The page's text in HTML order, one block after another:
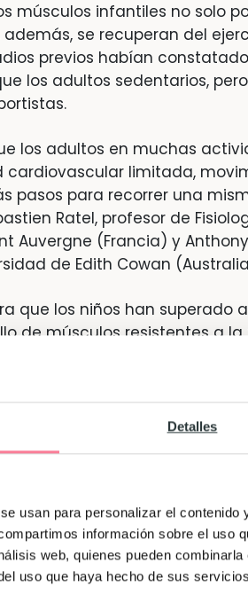
Detalles
usan para personalizar el
información sobre el uso
web, quienes pueden
uso que haya hecho de sus
músculos infantiles no solo
se recuperan del
previos habían
los adultos sedentarios,
los adultos en muchas
limitada,
pasos para recorrer una
Ratel, profesor de
Auvergne (Francia) y
de Edith Cowan
que los niños han superado
de músculos resistentes a
del ejercicio de alta
tres grupos: uno con
adultos poco acostumbrados
competían en triatlones o
participación femenina, pero